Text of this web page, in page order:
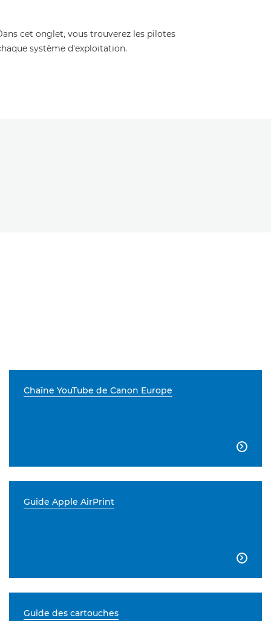
cet onglet, vous trouverez les pilotes
système d'exploitation.
Chaîne YouTube de Canon Europe

Guide Apple AirPrint

Guide des cartouches